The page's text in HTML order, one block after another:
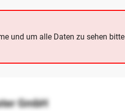
und um alle Daten zu sehen bitte
GmbH